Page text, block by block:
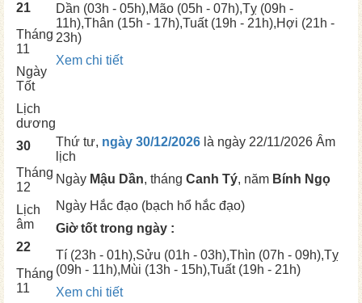
21
Tháng
11
Ngày
Tốt
Dần (03h - 05h),Mão (05h - 07h),Tỵ (09h -
11h),Thân (15h - 17h),Tuất(19h - 21h),Hợi (21h -
23h)
Xem chi tiết
Lịch
dương
30
Tháng
12
Lịch
âm
22
Tháng
11
Thứ tư, ngày 30/12/2026 là ngày 22/11/2026 Âm
lịch
Ngày Mậu Dần, tháng Canh Tý, năm Bính Ngọ
Ngày Hắc đạo (bạch hổ hắc đạo)
Giờ tốt trong ngày :
Tí (23h - 01h),Sửu (01h - 03h),Thìn (07h - 09h),Tỵ
(09h - 11h),Mùi (13h - 15h),Tuất(19h - 21h)
Xem chi tiết